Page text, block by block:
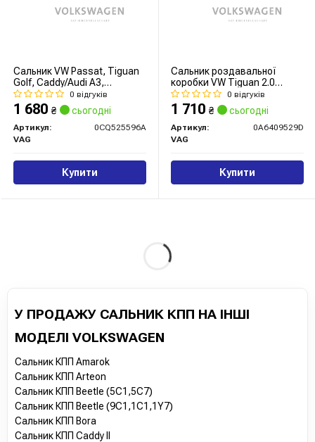
Сальник VW Passat, Tiguan
Golf, Caddy/Audi A3,
TT/Skoda Octavia,
Superb/Seat Ateca, Leon
(15-) (0CQ525596A) VAG
0 відгуків
1 680 ₴ сьогодні
Артикул:
0CQ525596A
VAG
Купити
Сальник роздавальної
коробки VW Tiguan 2.0
(0A6409529D) VAG
0 відгуків
1 710 ₴ сьогодні
Артикул:
0A6409529D
VAG
Купити
У ПРОДАЖУ САЛЬНИК КПП НА ІНШІ
МОДЕЛІ VOLKSWAGEN
Сальник КПП Amarok
Сальник КПП Arteon
Сальник КПП Beetle (5C1,5C7)
Сальник КПП Beetle (9C1,1C1,1Y7)
Сальник КПП Bora
Сальник КПП Caddy II